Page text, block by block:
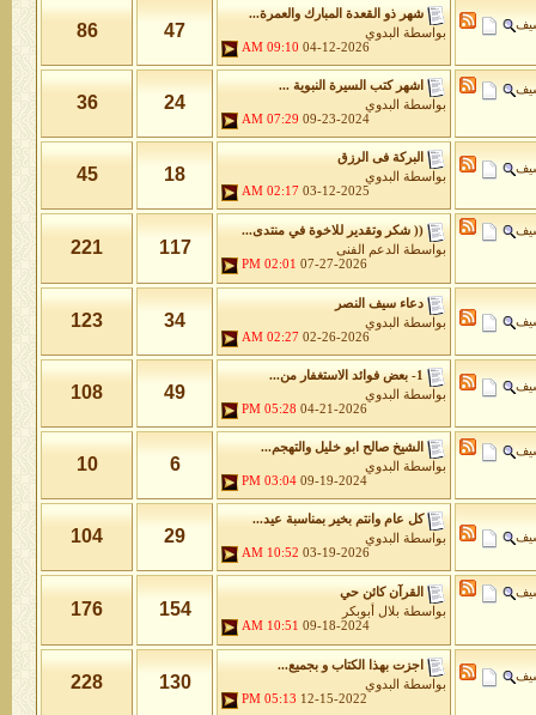
شهر ذو القعدة المبارك والعمرة...
بواسطة
البدوي
04-12-2026
09:10 AM
47
86
اشهر كتب السيرة النبوية ...
بواسطة
البدوي
09-23-2024
07:29 AM
24
36
البركة فى الرزق
بواسطة
البدوي
03-12-2025
02:17 AM
18
45
(( شكر وتقدير للاخوة في منتدى...
بواسطة
الدعم الفنى
07-27-2026
02:01 PM
117
221
دعاء سيف النصر
بواسطة
البدوي
02-26-2026
02:27 AM
34
123
1- بعض فوائد الاستغفار من...
بواسطة
البدوي
04-21-2026
05:28 PM
49
108
الشيخ صالح ابو خليل والتهجم...
بواسطة
البدوي
09-19-2024
03:04 PM
6
10
كل عام وانتم بخير بمناسبة عيد...
بواسطة
البدوي
03-19-2026
10:52 AM
29
104
القرآن كائن حي
بواسطة بلال أبوبكر
09-18-2024
10:51 AM
154
176
اجزت بهذا الكتاب و بجميع...
بواسطة
البدوي
12-15-2022
05:13 PM
130
228